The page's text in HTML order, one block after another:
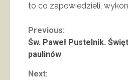
to co zapowiedzieli,
Continue
Reading
Previous:
Św. Paweł Pustelnik.
paulinów
Next: